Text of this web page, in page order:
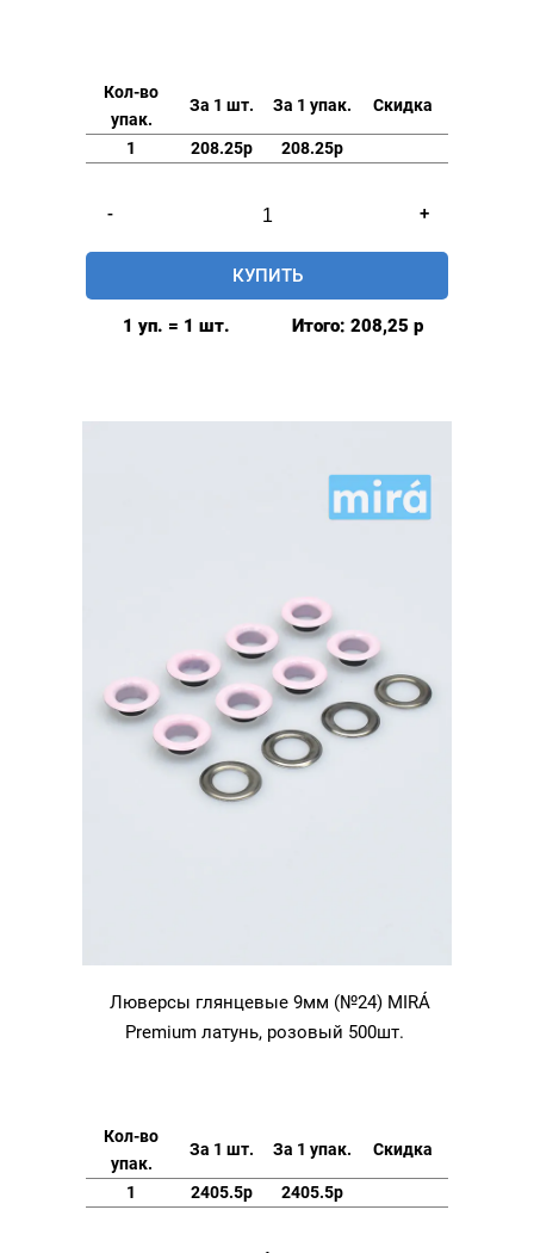
Кол-во
упак.
За 1 шт. За 1 упак. Скидка
1 208.25р 208.25р
-
товара
Люверсы
глянцевые
+
КУПИТЬ
1 уп. = 1 шт. Итого: 208,25 р
Люверсы глянцевые 9мм (№24) MIRÁ
Premium латунь, розовый 500шт.
Кол-во
упак.
За 1 шт. За 1 упак. Скидка
1 2405.5р 2405.5р